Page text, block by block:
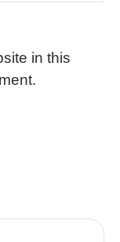
in this